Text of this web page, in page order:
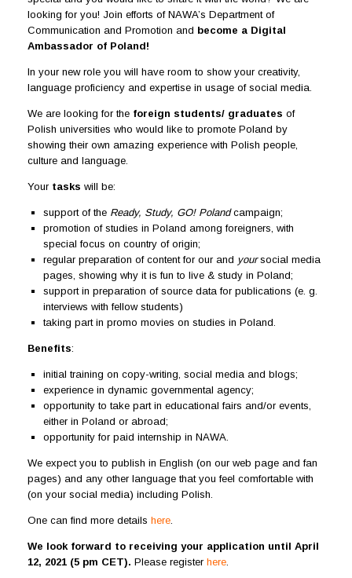
looking for you! Join efforts of NAWA’s Department of
Communication and Promotion and become a Digital
Ambassador of Poland!
In your new role you will have room to show your creativity,
language proficiency and expertise in usage of social media.
We are looking for the foreign students/ graduates of
Polish universities who would like to promote Poland by
showing their own amazing experience with Polish people,
culture and language.
Your tasks will be:
support of the Ready, Study, GO! Polandcampaign;
promotion of studies in Poland among foreigners, with
special focus on country of origin;
regular preparation of content for our and yoursocial media
pages, showing why it is fun to live & study in Poland;
support in preparation of source data for publications (e. g.
interviews with fellow students)
taking part in promo movies on studies in Poland.
Benefits:
initial training on copy-writing, social media and blogs;
experience in dynamic governmental agency;
opportunity to take part in educational fairs and/or events,
either in Poland or abroad;
opportunity for paid internship in NAWA.
We expect you to publish in English (on our web page and fan
pages) and any other language that you feel comfortable with
(on your social media) including Polish.
One can find more details here.
We look forward to receiving your application until April
12, 2021 (5 pm CET). Please register here.